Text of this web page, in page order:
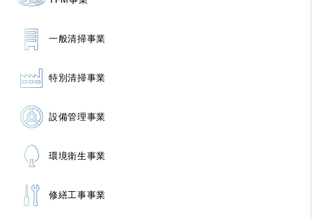
一般清掃事業
特別清掃事業
設備管理事業
環境衛生事業
修繕工事事業